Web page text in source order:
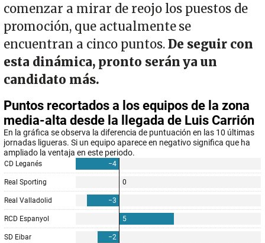
comenzar a mirar de reojo los puestos de
promoción, que actualmente se
encuentran a cinco puntos.De seguir con
esta dinámica, pronto serán ya un
candidato más.